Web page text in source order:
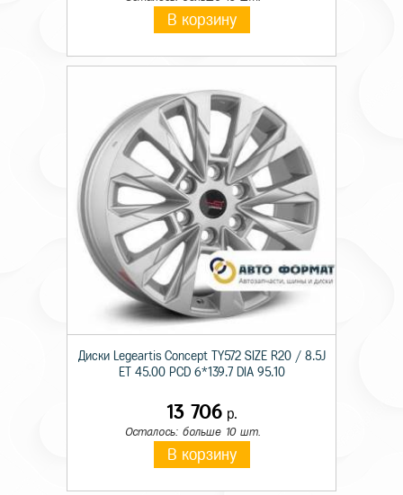
В корзину
Диски Legeartis Concept TY572 SIZE R20 / 8.5J
ET 45.00 PCD 6*139.7 DIA 95.10
13 706р.
Осталось: больше 10 шт.
В корзину